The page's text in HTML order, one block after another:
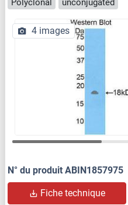
Polyclonal
unconjugated
4 images
N° du produit ABIN1857975
Fiche technique